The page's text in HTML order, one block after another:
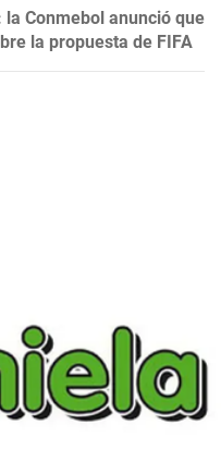
Conmebol anunció que
la propuesta de FIFA